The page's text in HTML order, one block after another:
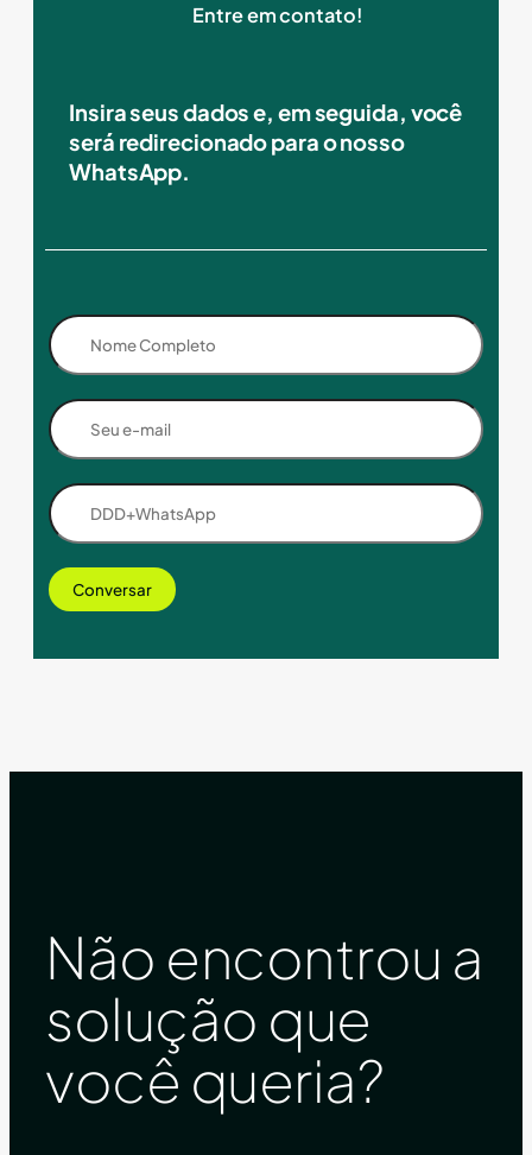
Entre em contato!
Insira seus dados e, em seguida, você
será redirecionado para o nosso
WhatsApp.
Não encontrou a
solução que
você queria?